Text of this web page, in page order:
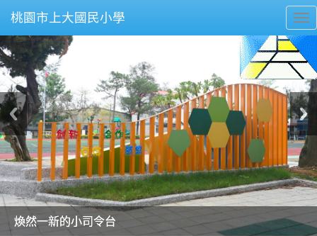
桃園市上大國民小學
美麗的操場是我們活力的來源
美麗的操場是我們活力的來源
煥然一新的小司令台
煥然一新的小司令台
富含桃園埤塘田園風光意象的中廊
富含桃園埤塘田園風光意象的中廊
嶄新的中庭廣場
嶄新的中庭廣場
水生池生生不息
水生池生生不息